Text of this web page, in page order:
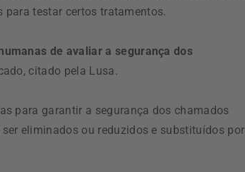
para testar certos tratamentos.
de avaliar a segurança dos
citado pela Lusa.
para garantir a segurança dos chamados
eliminados ou reduzidos e substituídos por